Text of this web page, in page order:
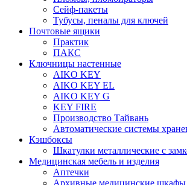
Сейф-пакеты
Тубусы, пеналы для ключей
Почтовые ящики
Практик
ПАКС
Ключницы настенные
AIKO KEY
AIKO KEY EL
AIKO KEY G
KEY FIRE
Производство Тайвань
Автоматические системы
Кэшбоксы
Шкатулки металлические с
Медицинская мебель и изделия
Аптечки
Архивные медицинские шкафы